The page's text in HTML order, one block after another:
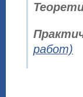
работ)